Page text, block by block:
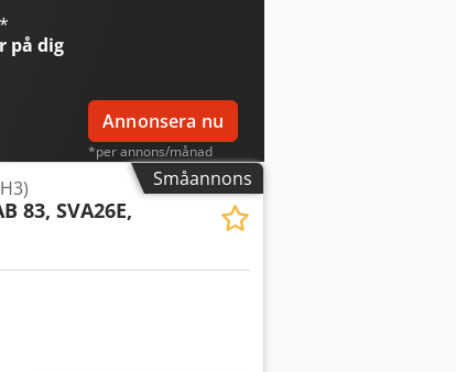
*
på dig
Annonsera nu
*per annons/månad
Småannons
83, SVA26E,